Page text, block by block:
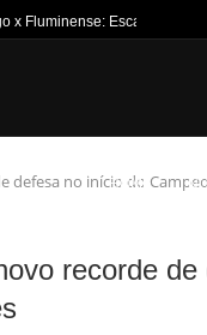
x Fluminense: Escalações e
HOME
defesa no início do
recorde